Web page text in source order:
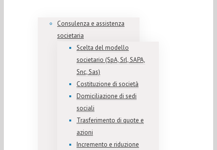
Consulenza e assistenza
societaria
Scelta del modello
societario (SpA, Srl, SAPA,
Snc, Sas)
Costituzione di società
Domiciliazione di sedi
sociali
Trasferimento di quote e
azioni
Incremento e riduzione